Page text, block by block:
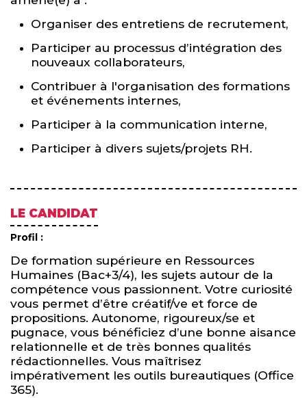
Organiser des entretiens de recrutement,
Participer au processus d’intégration des
nouveaux collaborateurs,
Contribuer à l'organisation des formations
et événements internes,
Participer à la communication interne,
Participer à divers sujets/projets RH.
LE CANDIDAT
Profil :
De formation supérieure en Ressources
Humaines (Bac+3/4), les sujets autour de la
compétence vous passionnent. Votre curiosité
vous permet d’être créatif/ve et force de
propositions. Autonome, rigoureux/se et
pugnace, vous bénéficiez d’une bonne aisance
relationnelle et de très bonnes qualités
rédactionnelles. Vous maîtrisez
impérativement les outils bureautiques (Office
365).